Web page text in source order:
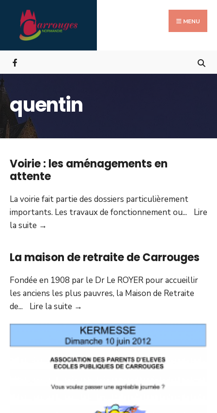
content
MENU
quentin
Voirie : les aménagements en
attente
La voirie fait partie des dossiers particulièrement
importants. Les travaux de fonctionnement ou...
Lire
la suite →
aménagements
en
attente
La maison de retraite de Carrouges
Fondée en 1908 par le Dr Le ROYER pour accueillir
les anciens les plus pauvres, la Maison de Retraite
de... Lire la suite →
de
retraite
de
Carrouges
for: